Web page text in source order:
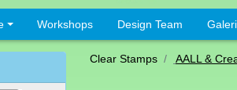
Workshops Design Team
Clear Stamps AALL &